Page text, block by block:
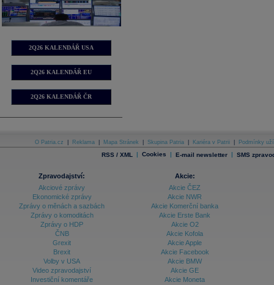
2Q26 KALENDÁŘ USA
2Q26 KALENDÁŘ EU
2Q26 KALENDÁŘ ČR
O Patria.cz Reklama Mapa Stránek Skupina Patria Kariéra v Patrii Podmínky
RSS / XML | Cookies | E-mail newsletter | SMS
Zpravodajství:
Akciové zprávy
Ekonomické zprávy
Zprávy o měnách a sazbách
Zprávy o komoditách
Zprávy o HDP
ČNB
Grexit
Brexit
Volby v USA
Video zpravodajství
Investiční komentáře
Akcie:
Akcie ČEZ
Akcie NWR
Akcie Komerční banka
Akcie Erste Bank
Akcie O2
Akcie Kofola
Akcie Apple
Akcie Facebook
Akcie BMW
Akcie GE
Akcie Moneta